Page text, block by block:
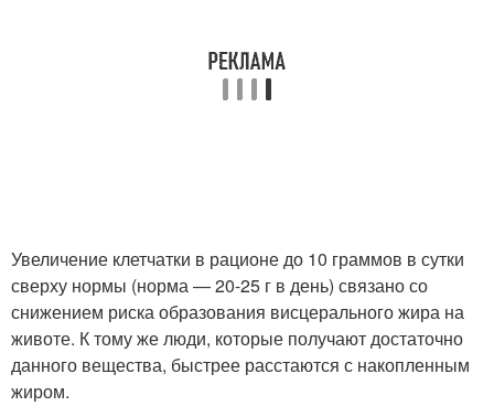
Увеличение клетчатки в рационе до 10 граммов в сутки
сверху нормы (норма — 20-25 г в день) связано со
снижением риска образования висцерального жира на
животе. К тому же люди, которые получают достаточно
данного вещества, быстрее расстаются с накопленным
жиром.